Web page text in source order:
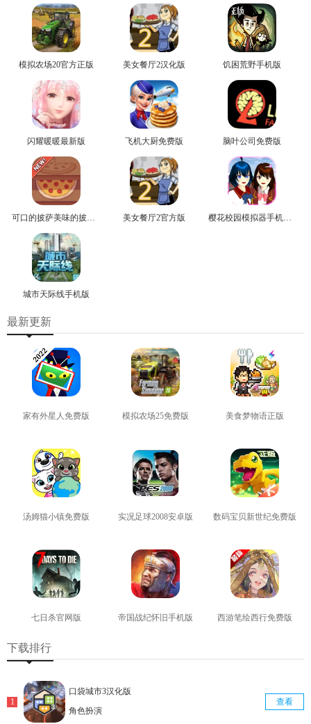
模拟农场20官方正版 美女餐厅2汉化版 饥困荒野手机版
闪耀暖暖最新版 飞机大厨免费版 脑叶公司免费版
可口的披萨美味的披萨安卓版 美女餐厅2官方版 樱花校园模拟器手机正版
城市天际线手机版
最新更新
家有外星人免费版 模拟农场25免费版 美食梦物语正版
汤姆猫小镇免费版 实况足球2008安卓版 数码宝贝新世纪免费版
七日杀官网版 帝国战纪怀旧手机版 西游笔绘西行免费版
下载排行
口袋城市3汉化版
角色扮演
查看